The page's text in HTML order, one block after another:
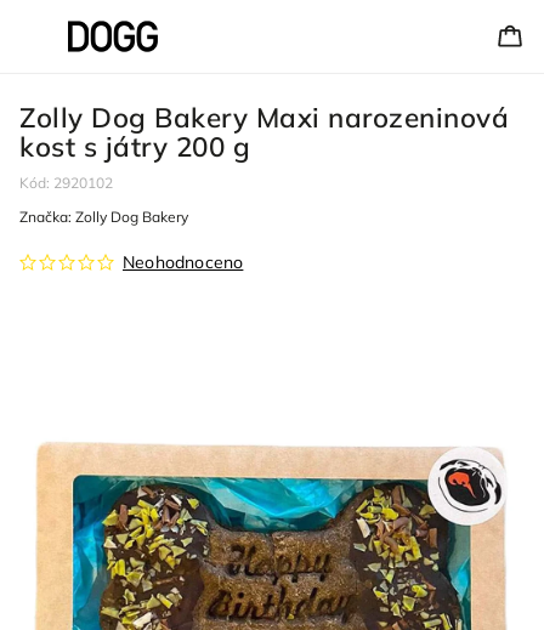
Zolly Dog Bakery Maxi narozeninová
kost s játry 200 g
Kód: 2920102
Neohodnoceno
Značka: Zolly Dog Bakery